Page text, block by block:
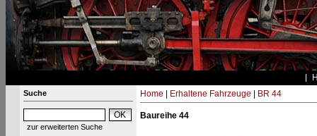
Suche
zur erweiterten Suche
Home Erhaltene Fahrzeuge BR 44
Baureihe 44